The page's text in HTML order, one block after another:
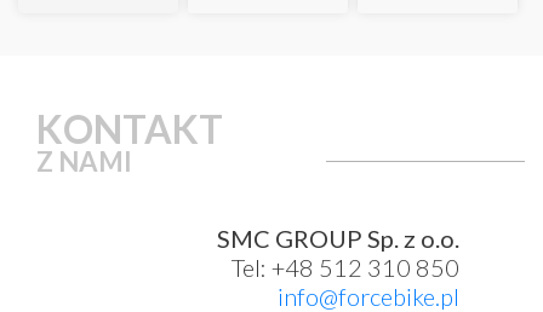
KONTAKT
Z NAMI
SMC GROUP Sp. z o.o.
Tel: +48 512 310 850
info@forcebike.pl